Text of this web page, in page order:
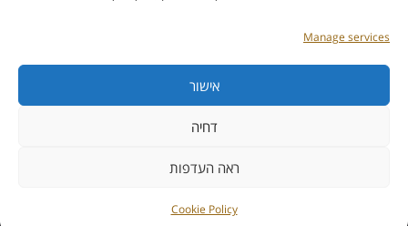
Manage services
אישור
דחיה
ראה העדפות
Cookie Policy
מס’ ספק: